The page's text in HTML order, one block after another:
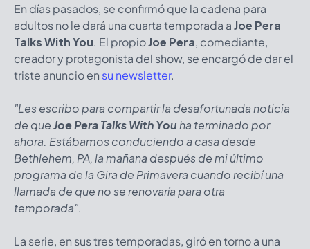
En días pasados, se confirmó que la cadena para
adultos no le dará una cuarta temporada aJoe Pera
Talks With You. El propioJoe Pera, comediante,
creador y protagonista del show, se encargó de dar el
triste anuncio en su newsletter.
"Les escribo para compartir la desafortunada noticia
de queJoe Pera Talks With You ha terminado por
ahora. Estábamos conduciendo a casa desde
Bethlehem, PA, la mañana después de mi último
programa de la Gira de Primavera cuando recibí una
llamada de que no se renovaría para otra
temporada".
La serie, en sus tres temporadas, giró en torno a una